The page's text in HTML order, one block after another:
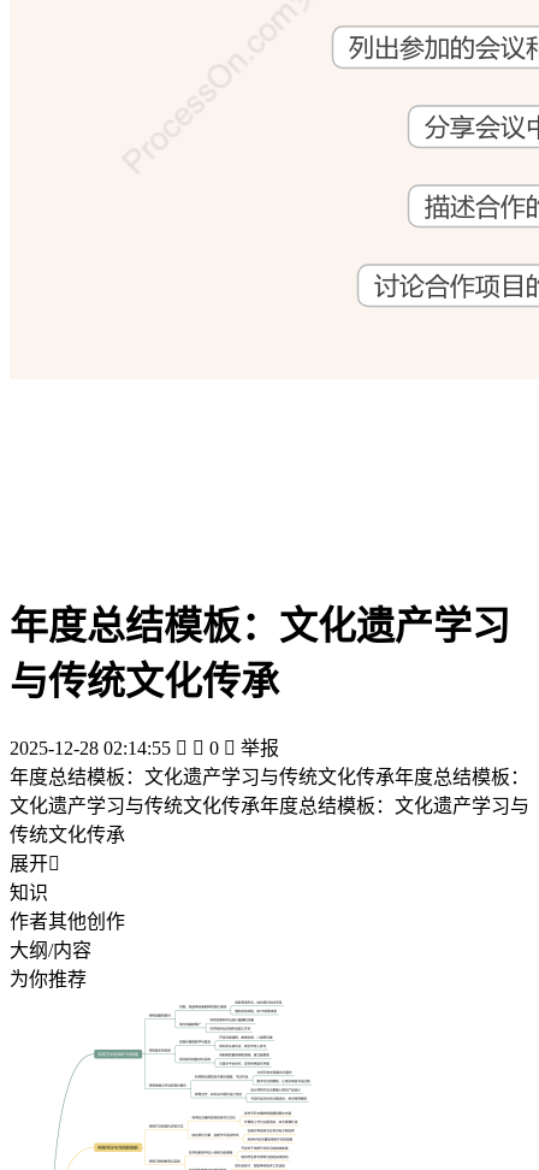
年度总结模板：文化遗产学习
与传统文化传承
2025-12-28 02:14:55   0  举报
年度总结模板：文化遗产学习与传统文化传承年度总结模板：
文化遗产学习与传统文化传承年度总结模板：文化遗产学习与
传统文化传承
展开
知识
作者其他创作
大纲/内容
为你推荐